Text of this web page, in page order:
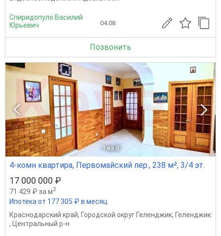
Спиридопуло Василий
Юрьевич
04.08
Позвонить
1 из 8
4-комн квартира, Первомайский пер., 238 м², 3/4 эт.
17 000 000 ₽
71 429 ₽ за м2
Ипотека от 177 305 ₽ в месяц
Краснодарский край, Городской округ Геленджик, Геленджик
,
Центральный р-н